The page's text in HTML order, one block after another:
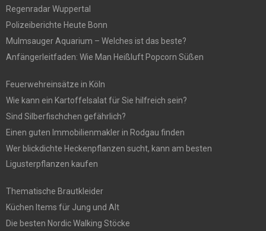
Regenradar Wuppertal
Polizeiberichte Heute Bonn
Mulmsauger Aquarium – Welches ist das beste?
Anfängerleitfaden: Wie Man Heißluft Popcorn Süßen
Feuerwehreinsätze in Köln
Wie kann ein Kartoffelsalat für Sie hilfreich sein?
Sind Silberfischchen gefährlich?
Einen guten Immobilienmakler in Rodgau finden
Wer blickdichte Heckenpflanzen sucht, kann am besten
Ligusterpflanzen kaufen
Thematische Brautkleider
Küchen Items für Jung und Alt
Die besten Nordic Walking Stöcke